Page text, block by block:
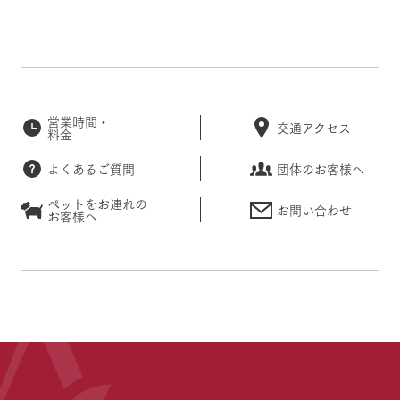
営業時間・
料金 交通アクセス
よくあるご質問
団体のお客様へ
ペットをお連れの
お客様へ お問い合わせ